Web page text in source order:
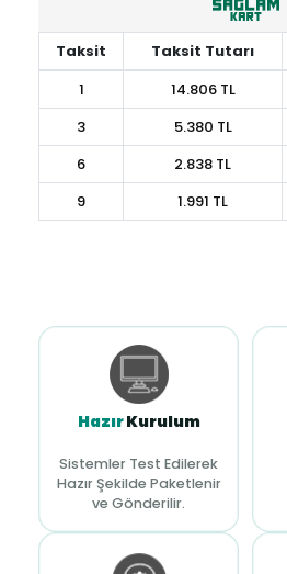
Taksit Taksit Tutarı
1
14.806 TL
3
5.380 TL
6
2.838 TL
9
1.991 TL
HazırKurulum
Sistemler Test Edilerek
Hazır Şekilde Paketlenir
ve Gönderilir.